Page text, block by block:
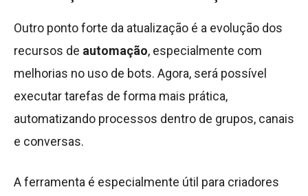
Outro ponto forte da atualização é a evolução dos
recursos de automação, especialmente com
melhorias no uso de bots. Agora, será possível
executar tarefas de forma mais prática,
automatizando processos dentro de grupos, canais
e conversas.
A ferramenta é especialmente útil para criadores